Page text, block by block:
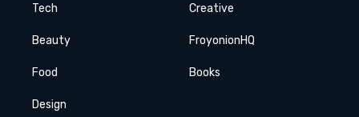
Tech
Beauty
Food
Design
Creative
FroyonionHQ
Books